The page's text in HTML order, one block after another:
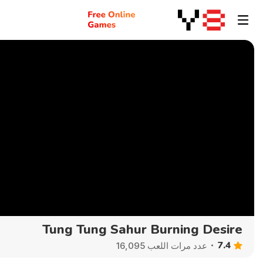
Tung Tung Sahur Burning Desire
7.4 عدد مرات اللعب 16,095